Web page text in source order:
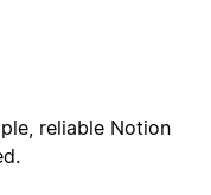
reliable Notion